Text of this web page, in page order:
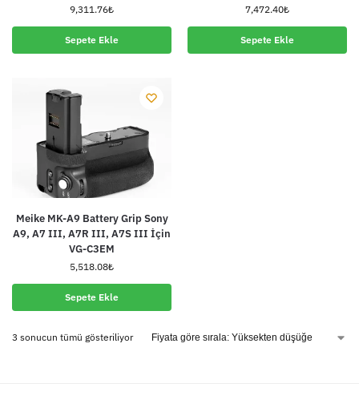
9,311.76₺
Sepete Ekle
7,472.40₺
Sepete Ekle
Meike MK-A9 Battery Grip Sony
A9, A7 III, A7R III, A7S III İçin
VG-C3EM
5,518.08₺
Sepete Ekle
3 sonucun tümü gösteriliyor